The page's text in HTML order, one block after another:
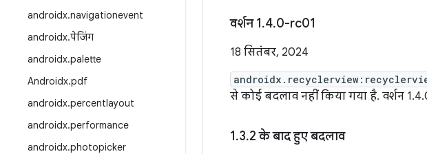
androidx.navigationevent
androidx.पेजिंग
androidx.palette
Androidx.pdf
androidx.percentlayout
androidx.performance
androidx.photopicker
वर्शन 1.4.0-rc01
18 सितंबर, 2024
से कोई बदलाव नहीं किया गया है. वर्शन
1.3.2 के बाद हुए बदलाव